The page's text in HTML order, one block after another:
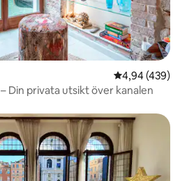
4,94 av 5 i
4,94 (439)
Din privata utsikt över kanalen